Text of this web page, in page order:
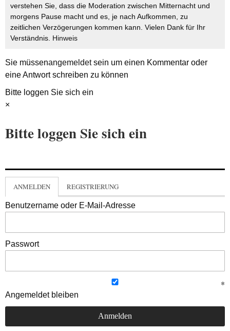
verstehen Sie, dass die Moderation zwischen Mitternacht und
morgens Pause macht und es, je nach Aufkommen, zu
zeitlichen Verzögerungen kommen kann. Vielen Dank für Ihr
Verständnis. Hinweis
Sie müssenangemeldetsein um einen Kommentar oder
eine Antwort schreiben zu können
Bitte loggen Sie sich ein
×
Bitte loggen Sie sich ein
ANMELDEN REGISTRIERUNG
Benutzername oder E-Mail-Adresse
Passwort
Angemeldet bleiben